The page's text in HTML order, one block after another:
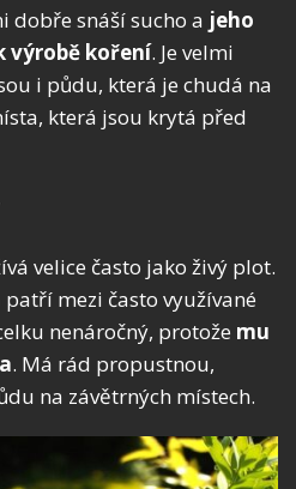
dobře snáší sucho a jeho
výrobě koření. Je velmi
i půdu, která je chudá na
která jsou krytá před
velice často jako živý plot.
mezi často využívané
nenáročný, protože mu
. Má rád propustnou,
na závětrných místech.